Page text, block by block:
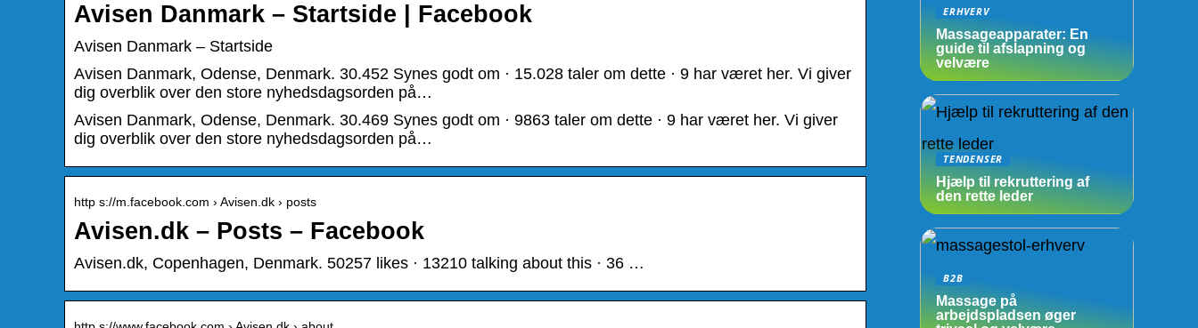
Avisen Danmark – Startside | Facebook
Avisen Danmark – Startside
Avisen Danmark, Odense, Denmark. 30.452 Synes godt om · 15.028 taler om dette · 9 har været her. Vi giver
dig overblik over den store nyhedsdagsorden på…
Avisen Danmark, Odense, Denmark. 30.469 Synes godt om · 9863 taler om dette · 9 har været her. Vi giver
dig overblik over den store nyhedsdagsorden på…
http s://m.facebook.com › Avisen.dk › posts
Avisen.dk – Posts – Facebook
Avisen.dk, Copenhagen, Denmark. 50257 likes · 13210 talking about this · 36 …
ERHVERV
Massageapparater: En
guide til afslapning og
velvære
TENDENSER
Hjælp til rekruttering af
den rette leder
B2B
Massage på
arbejdspladsen øger